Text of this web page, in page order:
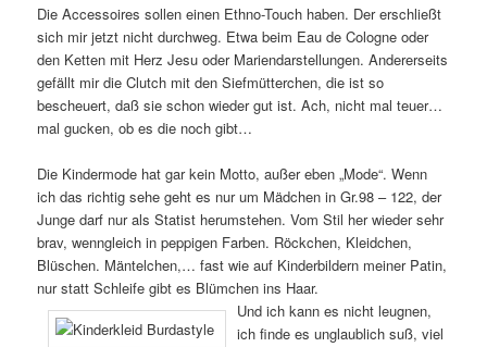
Die Accessoires sollen einen Ethno-Touch haben. Der erschließt
sich mir jetzt nicht durchweg. Etwa beim Eau de Cologne oder
den Ketten mit Herz Jesu oder Mariendarstellungen. Andererseits
gefällt mir die Clutch mit den Siefmütterchen, die ist so
bescheuert, daß sie schon wieder gut ist. Ach, nicht mal teuer…
mal gucken, ob es die noch gibt…
Die Kindermode hat gar kein Motto, außer eben „Mode“. Wenn
ich das richtig sehe geht es nur um Mädchen in Gr.98 – 122, der
Junge darf nur als Statist herumstehen. Vom Stil her wieder sehr
brav, wenngleich in peppigen Farben. Röckchen, Kleidchen,
Blüschen. Mäntelchen,… fast wie auf Kinderbildern meiner Patin,
nur statt Schleife gibt es Blümchen ins Haar.
Und ich kann es nicht leugnen,
ich finde es unglaublich suß, viel